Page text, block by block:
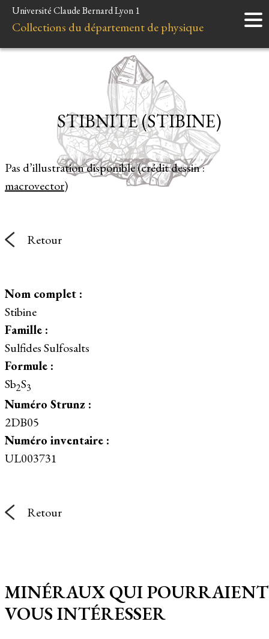
Accueil
Instruments
Liens et ressources
Université Claude Bernard Lyon 1
Collections du département de physique
Pas d’illustration disponible (crédit dessin :
macrovector)
STIBNITE (STIBINE)
Retour
Nom complet :
Stibine
Famille :
Sulfides Sulfosalts
Formule :
Sb2S3
Numéro Strunz :
2DB05
Numéro inventaire :
UL003731
Retour
MINÉRAUX QUI POURRAIENT
VOUS INTÉRESSER